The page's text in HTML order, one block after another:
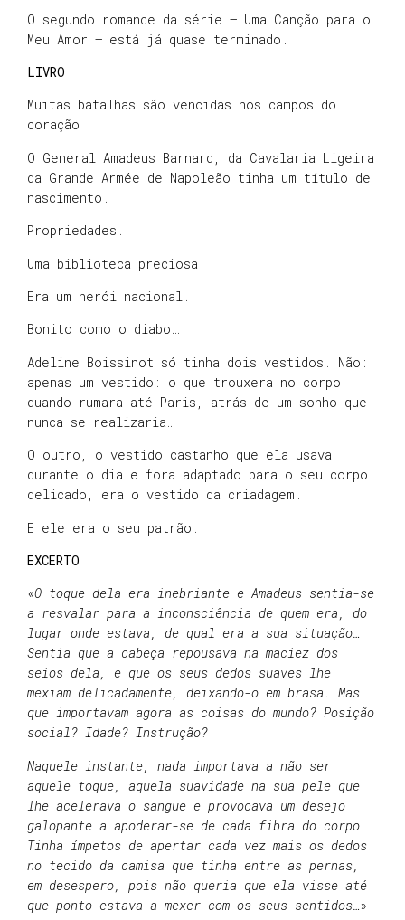
O segundo romance da série – Uma Canção para o
Meu Amor – está já quase terminado.
LIVRO
Muitas batalhas são vencidas nos campos do
coração
O General Amadeus Barnard, da Cavalaria Ligeira
da Grande Armée de Napoleão tinha um título de
nascimento.
Propriedades.
Uma biblioteca preciosa.
Era um herói nacional.
Bonito como o diabo…
Adeline Boissinot só tinha dois vestidos. Não:
apenas um vestido: o que trouxera no corpo
quando rumara até Paris, atrás de um sonho que
nunca se realizaria…
O outro, o vestido castanho que ela usava
durante o dia e fora adaptado para o seu corpo
delicado, era o vestido da criadagem.
E ele era o seu patrão.
EXCERTO
«O toque dela era inebriante e Amadeus sentia-se
a resvalar para a inconsciência de quem era, do
lugar onde estava, de qual era a sua situação…
Sentia que a cabeça repousava na maciez dos
seios dela, e que os seus dedos suaves lhe
mexiam delicadamente, deixando-o em brasa. Mas
que importavam agora as coisas do mundo? Posição
social? Idade? Instrução?
Naquele instante, nada importava a não ser
aquele toque, aquela suavidade na sua pele que
lhe acelerava o sangue e provocava um desejo
galopante a apoderar-se de cada fibra do corpo.
Tinha ímpetos de apertar cada vez mais os dedos
no tecido da camisa que tinha entre as pernas,
em desespero, pois não queria que ela visse até
que ponto estava a mexer com os seus sentidos… »